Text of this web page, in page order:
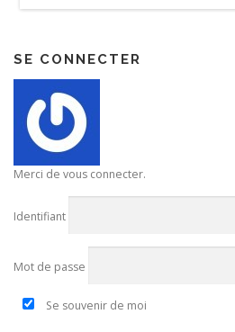
SE CONNECTER
Merci de vous connecter.
Identifiant
Mot de passe
Se souvenir de moi